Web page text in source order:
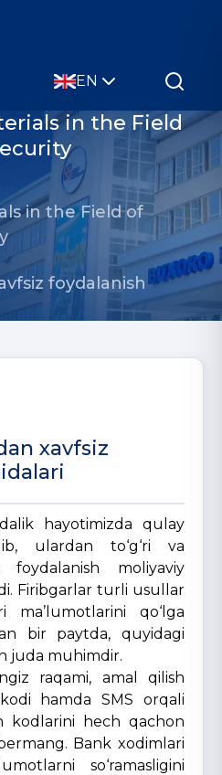
EN
in the Field
in the Field of
foydalanish
xavfsiz
hayotimizda qulay
ulardan to‘g‘ri va
moliyaviy
Firibgarlar turli usullar
qo‘lga
bir paytda, quyidagi
juda muhimdir.
raqami, amal qilish
hamda SMS orqali
kodlarini hech qachon
Bank xodimlari
so‘ramasligini